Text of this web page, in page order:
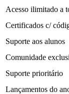
Acesso ilimitado a
Certificados c/
Suporte aos alunos
Comunidade
Suporte prioritário
Lançamentos do